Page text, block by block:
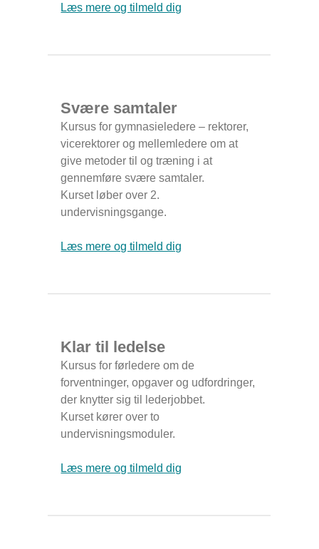
Læs mere og tilmeld dig
Svære samtaler
Kursus for gymnasieledere – rektorer,
vicerektorer og mellemledere om at
give metoder til og træning i at
gennemføre svære samtaler.
Kurset løber over 2.
undervisningsgange.
Læs mere og tilmeld dig
Klar til ledelse
Kursus for førledere om de
forventninger, opgaver og udfordringer,
der knytter sig til lederjobbet.
Kurset kører over to
undervisningsmoduler.
Læs mere og tilmeld dig